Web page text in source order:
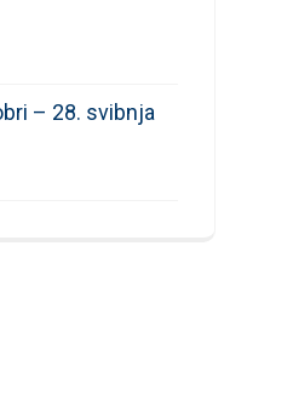
– 28. svibnja